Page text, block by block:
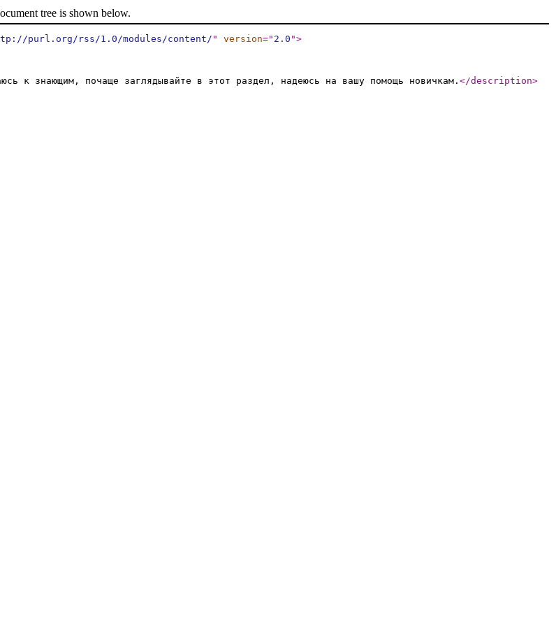
tree is shown below.
purl.org/rss/1.0/modules/content/ " version=" 2.0 ">
к знающим, почаще заглядывайте в этот раздел, надеюсь на вашу помощь новичкам. </description>